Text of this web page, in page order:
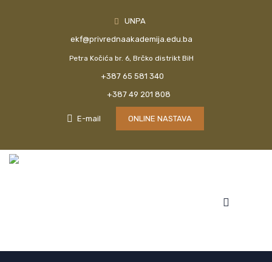
UNPA
ekf@privrednaakademija.edu.ba
Petra Kočića br. 6, Brčko distrikt BiH
+387 65 581 340
+387 49 201 808
E-mail ONLINE NASTAVA